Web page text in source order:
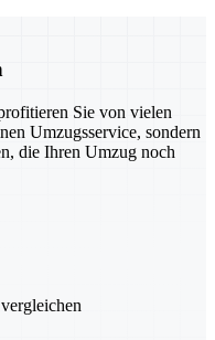
Sie von vielen
Umzugsservice, sondern
die Ihren Umzug noch